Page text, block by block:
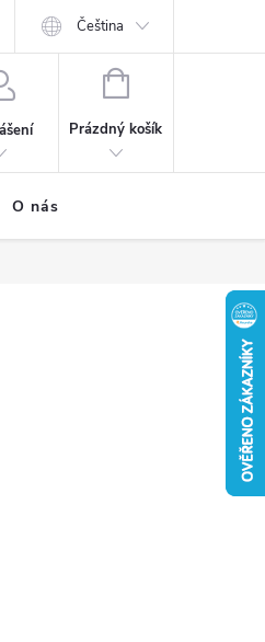
Čeština
NÁKUPNÍ
Prázdný košík
O nás